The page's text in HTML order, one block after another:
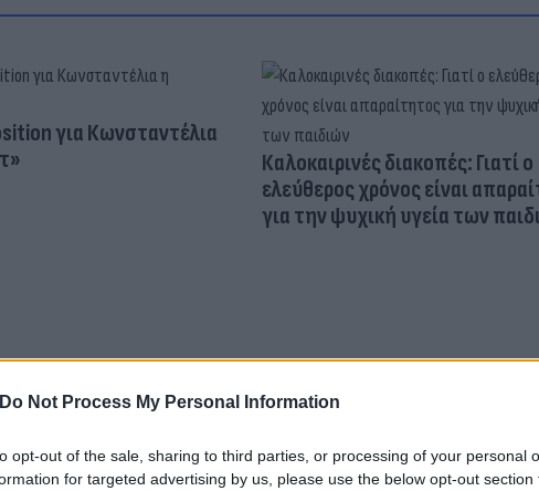
Do Not Process My Personal Information
opt-out of the sale, sharing to third parties, or processing of your personal
for targeted advertising by us, please use the below opt-out section
για Κωνσταντέλια
Καλοκαιρινές διακοπές: Γιατί ο
ελεύθερος χρόνος είναι
για την ψυχική υγεία των